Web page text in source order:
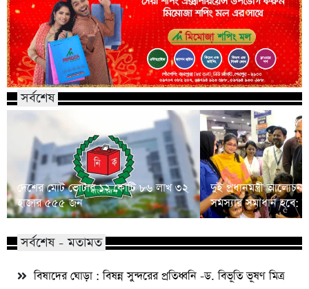
সর্বশেষ
দেশের মোট ভোটার ১২ কোটি ৮৬ লাখ ৩২
হাজার ৫৫৫ জন
দুই প্রধানমন্ত্রী
সমস্যার সমাধান হবে:
সর্বশেষ - মতামত
বিষাদের ঘোড়া : বিষন্ন সুন্দরের প্রতিধ্বনি -ড. বিভূতি ভূষণ মিত্র